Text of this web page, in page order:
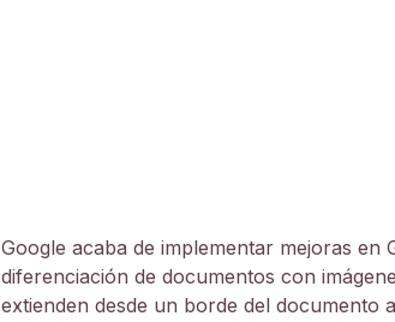
Google acaba de implementar mejoras
diferenciación de documentos con
extienden desde un borde del documento